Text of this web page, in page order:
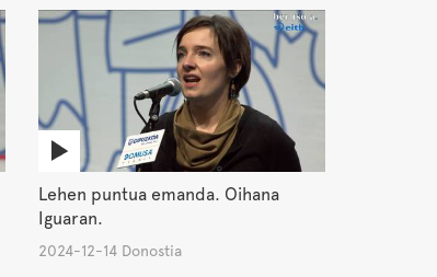
Lehen puntua emanda. Oihana
Iguaran.
2024-12-14 Donostia